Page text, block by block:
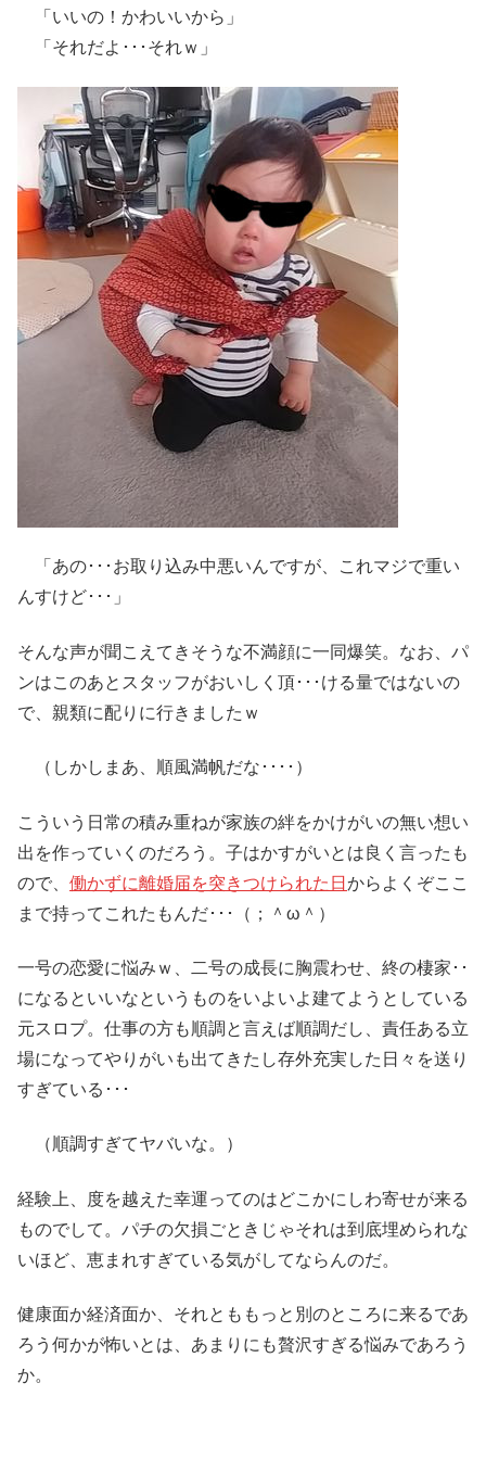
「いいの！かわいいから」
「それだよ･･･それｗ」
「あの･･･お取り込み中悪いんですが、これマジで重い
んすけど･･･」
そんな声が聞こえてきそうな不満顔に一同爆笑。なお、パ
ンはこのあとスタッフがおいしく頂･･･ける量ではないの
で、親類に配りに行きましたｗ
（しかしまあ、順風満帆だな････）
こういう日常の積み重ねが家族の絆をかけがいの無い想い
出を作っていくのだろう。子はかすがいとは良く言ったも
ので、 働かずに離婚届を突きつけられた日 からよくぞここ
まで持ってこれたもんだ･･･（；＾ω＾）
一号の恋愛に悩みｗ、二号の成長に胸震わせ、終の棲家･･
になるといいなというものをいよいよ建てようとしている
元スロプ。仕事の方も順調と言えば順調だし、責任ある立
場になってやりがいも出てきたし存外充実した日々を送り
すぎている･･･
（順調すぎてヤバいな。）
経験上、度を越えた幸運ってのはどこかにしわ寄せが来る
ものでして。パチの欠損ごときじゃそれは到底埋められな
いほど、恵まれすぎている気がしてならんのだ。
健康面か経済面か、それとももっと別のところに来るであ
ろう何かが怖いとは、あまりにも贅沢すぎる悩みであろう
か。